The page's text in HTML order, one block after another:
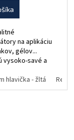
na aplikáciu
gélov...
vysoko-savé a
smeru.
hlavička - žltá